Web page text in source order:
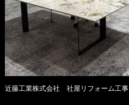
近藤工業株式会社 社屋リフォーム工事